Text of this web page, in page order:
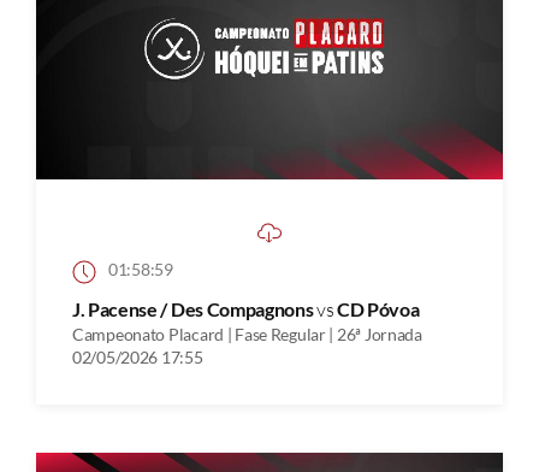
01:58:59
J. Pacense / Des CompagnonsvsCD Póvoa
Campeonato Placard | Fase Regular | 26ª Jornada
02/05/2026 17:55